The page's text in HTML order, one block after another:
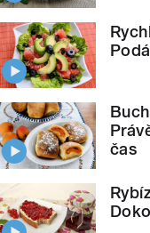
čas